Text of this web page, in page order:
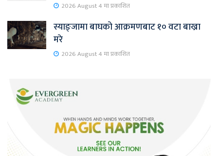
2026 August 4 मा प्रकाशित
स्याङ्जामा बाघको आक्रमणबाट १० वटा बाख्रा
मरे
2026 August 4 मा प्रकाशित